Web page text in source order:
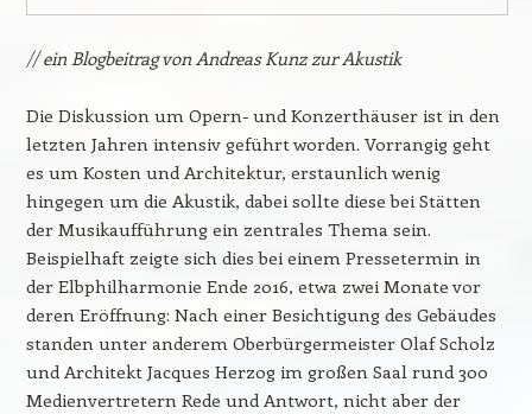
// ein Blogbeitrag von Andreas Kunz zur Akustik
Die Diskussion um Opern- und Konzerthäuser ist in den
letzten Jahren intensiv geführt worden. Vorrangig geht
es um Kosten und Architektur, erstaunlich wenig
hingegen um die Akustik, dabei sollte diese bei Stätten
der Musikaufführung ein zentrales Thema sein.
Beispielhaft zeigte sich dies bei einem Pressetermin in
der Elbphilharmonie Ende 2016, etwa zwei Monate vor
deren Eröffnung: Nach einer Besichtigung des Gebäudes
standen unter anderem Oberbürgermeister Olaf Scholz
und Architekt Jacques Herzog im großen Saal rund 300
Medienvertretern Rede und Antwort, nicht aber der